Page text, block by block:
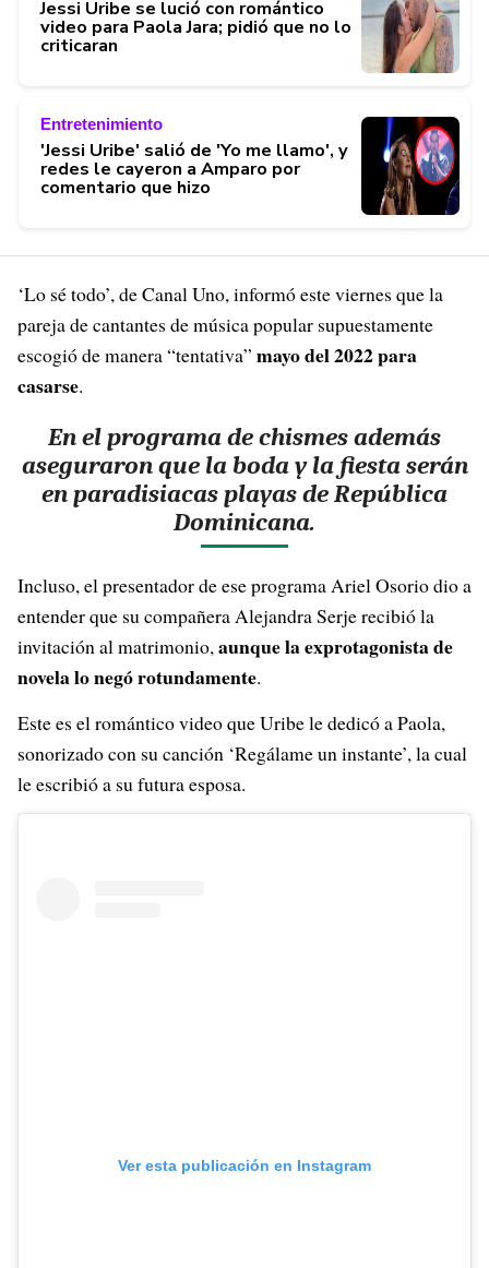
Jessi Uribe se lució con romántico
video para Paola Jara; pidió que no lo
criticaran
Entretenimiento
'Jessi Uribe' salió de 'Yo me llamo', y
redes le cayeron a Amparo por
comentario que hizo
‘Lo sé todo’, de Canal Uno, informó este viernes que la
pareja de cantantes de música popular supuestamente
escogió de manera “tentativa” mayo del 2022 para
casarse.
En el programa de chismes además
aseguraron que la boda y la fiesta serán
en paradisiacas playas de República
Dominicana.
Incluso, el presentador de ese programa Ariel Osorio dio a
entender que su compañera Alejandra Serje recibió la
invitación al matrimonio,aunque la exprotagonista de
novela lo negó rotundamente.
Este es el romántico video que Uribe le dedicó a Paola,
sonorizado con su canción ‘Regálame un instante’, la cual
le escribió a su futura esposa.
Ver esta publicación en Instagram